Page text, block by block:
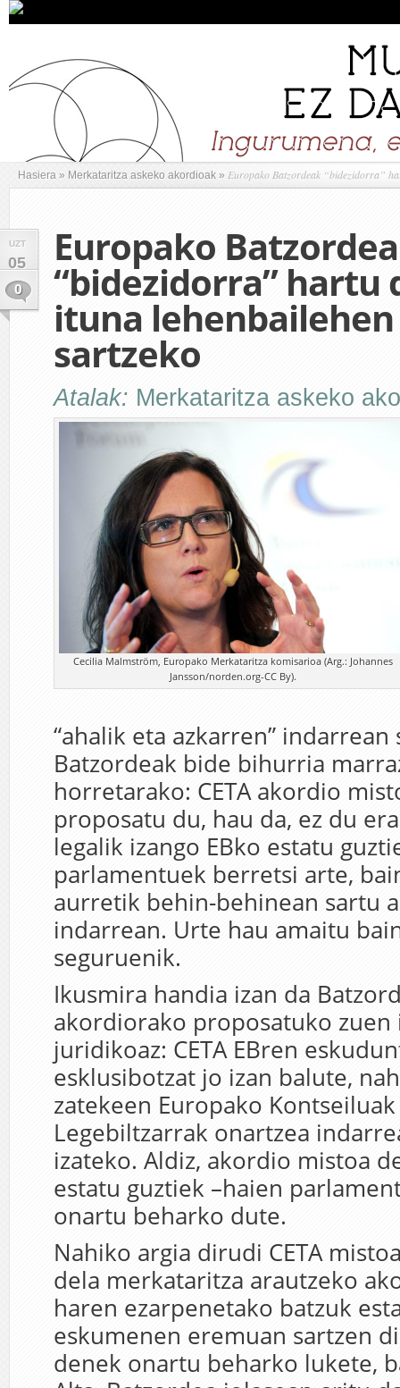
Hasiera » Merkataritza askeko akordioak » Europako Batzordeak “bidezidorra”
UZT
05
0
Europako
“bidezidorra” hartu
ituna
sartzeko
Atalak: Merkataritza askeko
Cecilia Malmström, Europako Merkataritza komisarioa (Arg.: Johannes
Jansson/norden.org-CC By).
“ahalik eta azkarren” indarrean
Batzordeak bide bihurria
horretarako: CETA akordio
proposatu du, hau da, ez du
legalik izango EBko estatu
parlamentuek berretsi arte,
aurretik behin-behinean sartu
indarrean. Urte hau amaitu
seguruenik.
Ikusmira handia izan da
akordiorako proposatuko zuen
juridikoaz: CETA EBren
esklusibotzat jo izan balute,
zatekeen Europako
Legebiltzarrak onartzea
izateko. Aldiz, akordio mistoa
estatu guztiek –haien
onartu beharko dute.
Nahiko argia dirudi CETA
dela merkataritza arautzeko
haren ezarpenetako batzuk
eskumenen eremuan sartzen
denek onartu beharko lukete,